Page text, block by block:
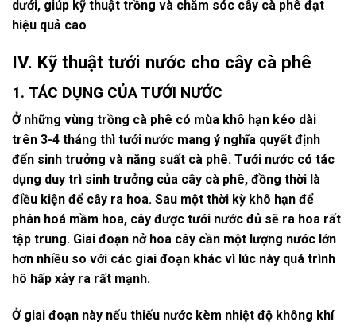
dưới, giúp kỹ thuật trồng và chăm sóc cây cà phê đạt
hiệu quả cao
IV. Kỹ thuật tưới nước cho cây cà phê
1. TÁC DỤNG CỦA TƯỚI NƯỚC
Ở những vùng trồng cà phê có mùa khô hạn kéo dài
trên 3-4 tháng thì tưới nước mang ý nghĩa quyết định
đến sinh trưởng và năng suất cà phê. Tưới nước có tác
dụng duy trì sinh trưởng của cây cà phê, đồng thời là
điều kiện để cây ra hoa. Sau một thời kỳ khô hạn để
phân hoá mầm hoa, cây được tưới nước đủ sẽ ra hoa rất
tập trung. Giai đoạn nở hoa cây cần một lượng nước lớn
hơn nhiều so với các giai đoạn khác vì lúc này quá trình
hô hấp xảy ra rất mạnh.
Ở giai đoạn này nếu thiếu nước kèm nhiệt độ không khí